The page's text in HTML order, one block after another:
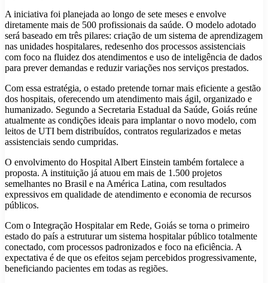
A iniciativa foi planejada ao longo de sete meses e envolve
diretamente mais de 500 profissionais da saúde. O modelo adotado
será baseado em três pilares: criação de um sistema de aprendizagem
nas unidades hospitalares, redesenho dos processos assistenciais
com foco na fluidez dos atendimentos e uso de inteligência de dados
para prever demandas e reduzir variações nos serviços prestados.
Com essa estratégia, o estado pretende tornar mais eficiente a gestão
dos hospitais, oferecendo um atendimento mais ágil, organizado e
humanizado. Segundo a Secretaria Estadual da Saúde, Goiás reúne
atualmente as condições ideais para implantar o novo modelo, com
leitos de UTI bem distribuídos, contratos regularizados e metas
assistenciais sendo cumpridas.
O envolvimento do Hospital Albert Einstein também fortalece a
proposta. A instituição já atuou em mais de 1.500 projetos
semelhantes no Brasil e na América Latina, com resultados
expressivos em qualidade de atendimento e economia de recursos
públicos.
Com o Integração Hospitalar em Rede, Goiás se torna o primeiro
estado do país a estruturar um sistema hospitalar público totalmente
conectado, com processos padronizados e foco na eficiência. A
expectativa é de que os efeitos sejam percebidos progressivamente,
beneficiando pacientes em todas as regiões.